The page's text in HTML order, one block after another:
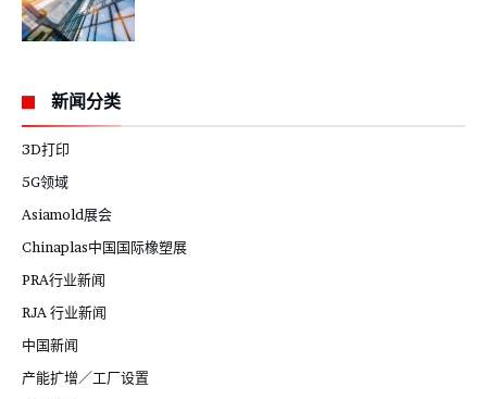
新闻分类
3D打印
5G领域
Asiamold展会
Chinaplas中国国际橡塑展
PRA行业新闻
RJA 行业新闻
中国新闻
产能扩增／工厂设置